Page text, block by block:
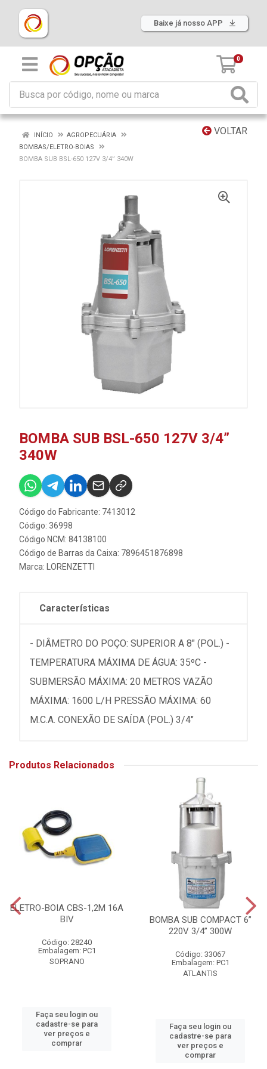
Baixe já nosso APP
0
VOLTAR
INÍCIO
AGROPECUÁRIA
BOMBAS/ELETRO-BOIAS
BOMBA SUB BSL-650 127V 3/4” 340W
BOMBA SUB BSL-650 127V 3/4”
340W
Código do Fabricante: 7413012
Código: 36998
Código NCM: 84138100
Código de Barras da Caixa: 7896451876898
Marca:
LORENZETTI
Características
- DIÂMETRO DO POÇO: SUPERIOR A 8" (POL.) -
TEMPERATURA MÁXIMA DE ÁGUA: 35ºC -
SUBMERSÃO MÁXIMA: 20 METROS VAZÃO
MÁXIMA: 1600 L/H PRESSÃO MÁXIMA: 60
M.C.A. CONEXÃO DE SAÍDA (POL.) 3/4"
Produtos Relacionados
ELETRO-BOIA CBS-1,2M 16A
BIV
Código: 28240
Embalagem: PC1
SOPRANO
Faça seu login ou
cadastre-se para
ver preços e
comprar
BOMBA SUB COMPACT 6”
220V 3/4” 300W
Código: 33067
Embalagem: PC1
ATLANTIS
Faça seu login ou
cadastre-se para
ver preços e
comprar